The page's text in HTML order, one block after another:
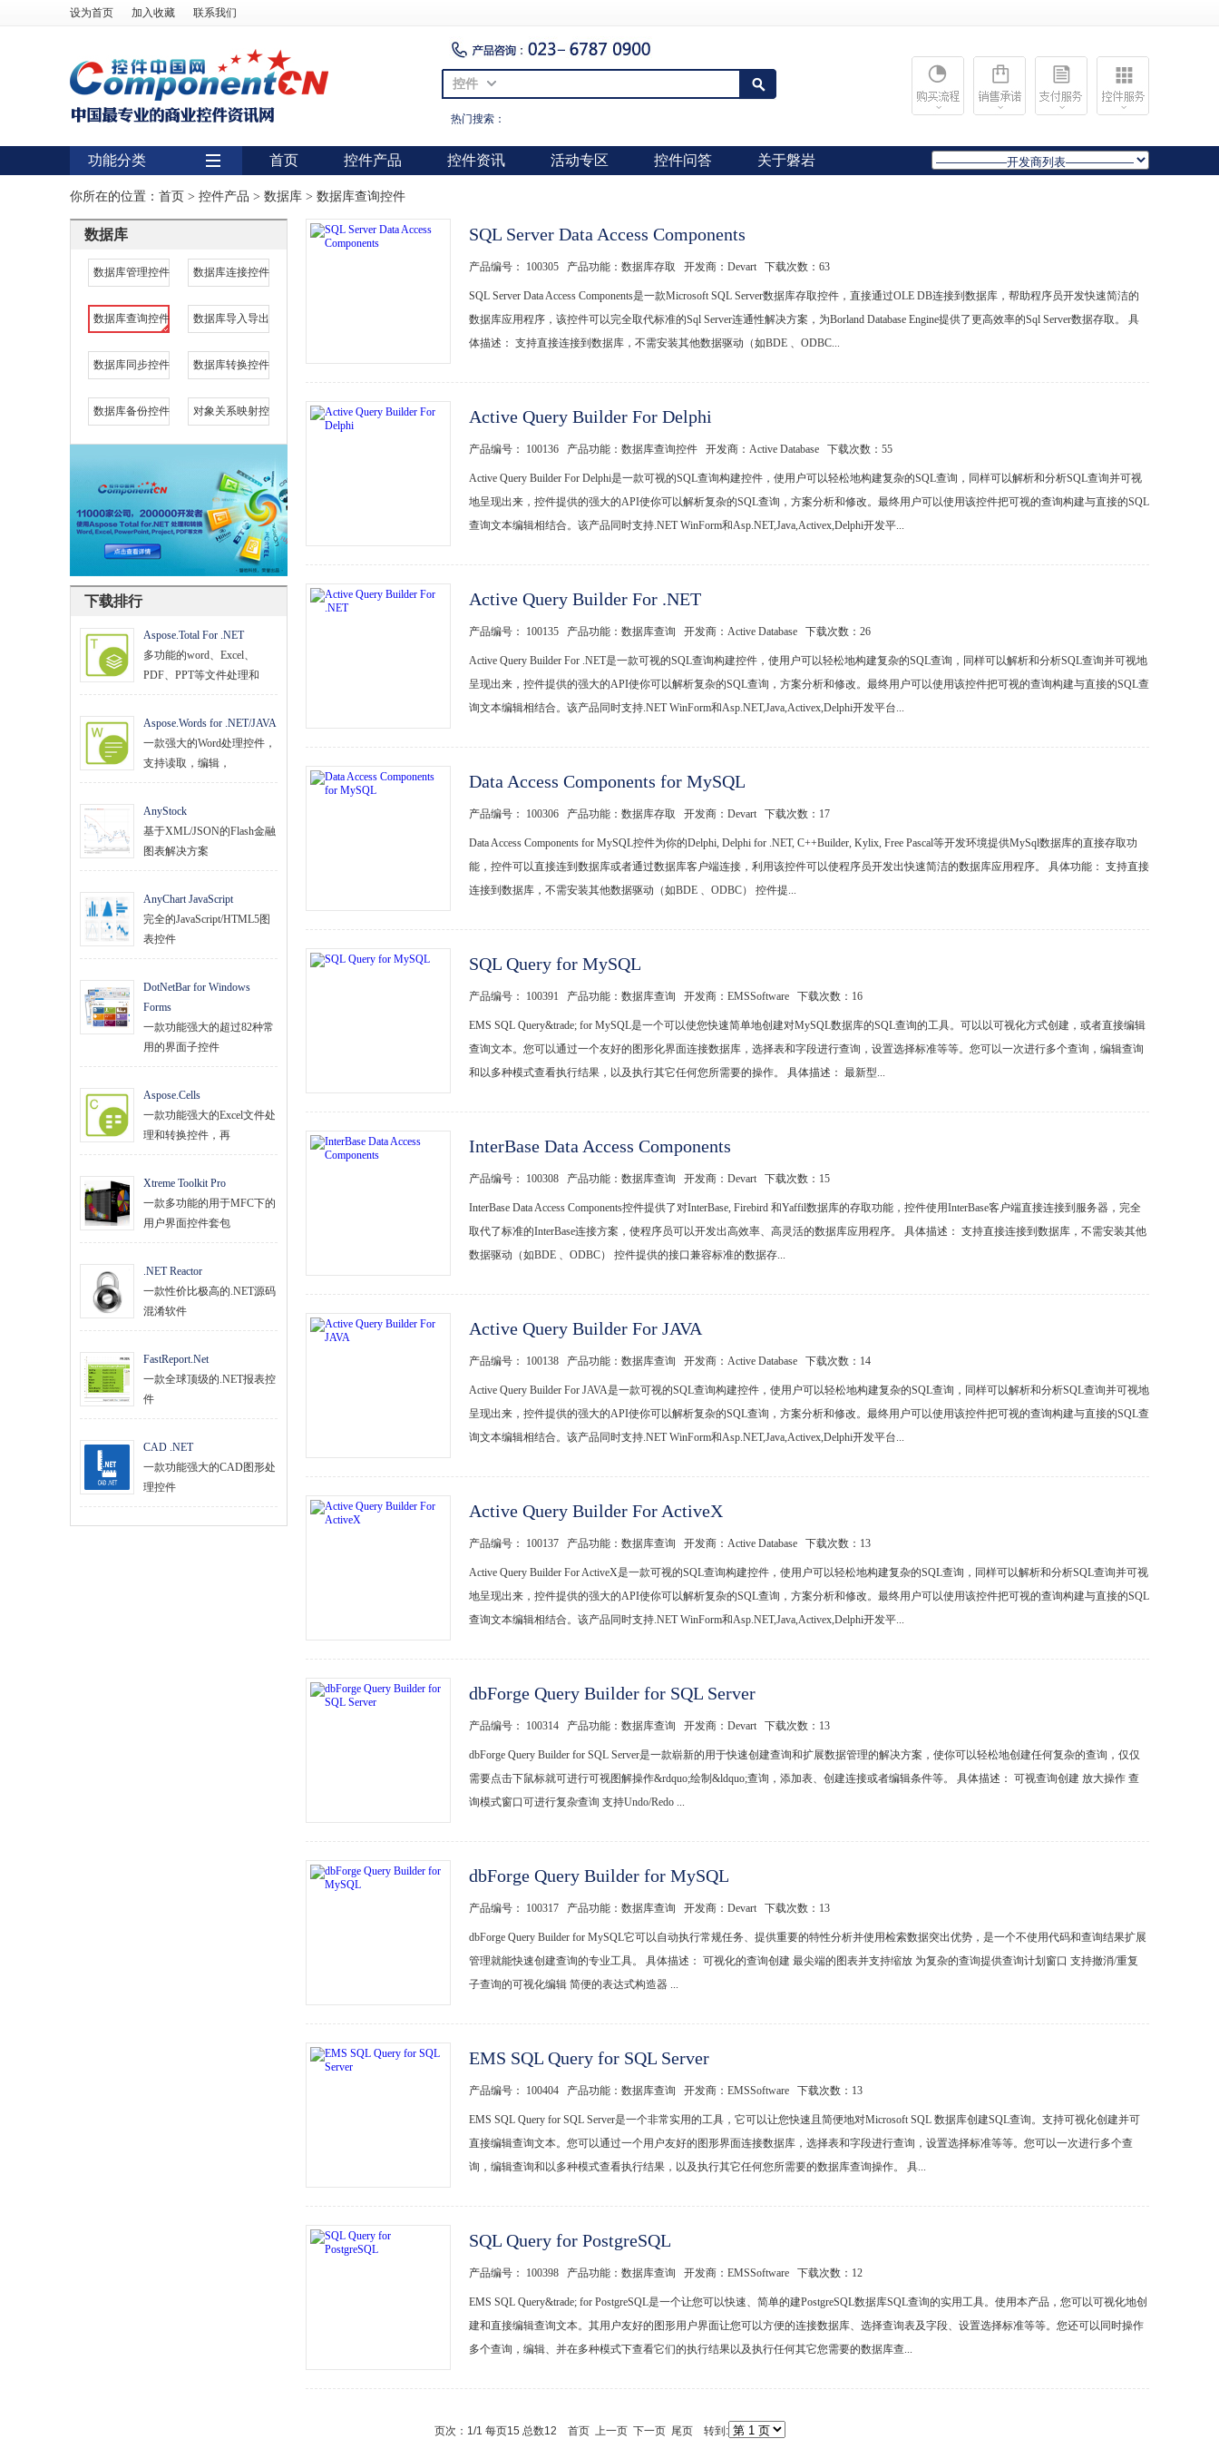
设为首页 加入收藏 联系我们
控件
热门搜索：
功能分类
用户界面
报表
图表
扫描识别
数据库
条形码
项目管理与业务逻辑
网络通讯
程序安全
开发测试与优化
智能设备开发
首页 控件产品 控件资讯 活动专区 控件问答 关于磐岩
你所在的位置： 首页 > 控件产品 > 数据库 > 数据库查询控件
数据库
数据库管理控件 数据库连接控件
数据库查询控件 数据库导入导出
数据库同步控件 数据库转换控件
数据库备份控件 对象关系映射控
下载排行
Aspose.Total For .NET
多功能的word、Excel、
PDF、PPT等文件处理和
Aspose.Words for .NET/JAVA
一款强大的Word处理控件，
支持读取，编辑，
AnyStock
基于XML/JSON的Flash金融
图表解决方案
AnyChart JavaScript
完全的JavaScript/HTML5图
表控件
DotNetBar for Windows
Forms
一款功能强大的超过82种常
用的界面子控件
Aspose.Cells
一款功能强大的Excel文件处
理和转换控件，再
Xtreme Toolkit Pro
一款多功能的用于MFC下的
用户界面控件套包
.NET Reactor
一款性价比极高的.NET源码
混淆软件
FastReport.Net
一款全球顶级的.NET报表控
件
CAD .NET
一款功能强大的CAD图形处
理控件
SQL Server Data Access Components
产品编号： 100305 产品功能：数据库存取 开发商：Devart 下载次数： 63
SQL Server Data Access Components是一款Microsoft SQL Server数据库存取控件，直接通过OLE DB连接到数据库，帮助程序员开发快速简洁的
数据库应用程序，该控件可以完全取代标准的Sql Server连通性解决方案，为Borland Database Engine提供了更高效率的Sql Server数据存取。 具
体描述： 支持直接连接到数据库，不需安装其他数据驱动（如BDE 、ODBC...
Active Query Builder For Delphi
产品编号： 100136 产品功能：数据库查询控件 开发商：Active Database 下载次数： 55
Active Query Builder For Delphi是一款可视的SQL查询构建控件，使用户可以轻松地构建复杂的SQL查询，同样可以解析和分析SQL查询并可视
地呈现出来，控件提供的强大的API使你可以解析复杂的SQL查询，方案分析和修改。最终用户可以使用该控件把可视的查询构建与直接的SQL
查询文本编辑相结合。该产品同时支持.NET WinForm和Asp.NET,Java,Activex,Delphi开发平...
Active Query Builder For .NET
产品编号： 100135 产品功能：数据库查询 开发商：Active Database 下载次数： 26
Active Query Builder For .NET是一款可视的SQL查询构建控件，使用户可以轻松地构建复杂的SQL查询，同样可以解析和分析SQL查询并可视地
呈现出来，控件提供的强大的API使你可以解析复杂的SQL查询，方案分析和修改。最终用户可以使用该控件把可视的查询构建与直接的SQL查
询文本编辑相结合。该产品同时支持.NET WinForm和Asp.NET,Java,Activex,Delphi开发平台...
Data Access Components for MySQL
产品编号： 100306 产品功能：数据库存取 开发商：Devart 下载次数： 17
Data Access Components for MySQL控件为你的Delphi, Delphi for .NET, C++Builder, Kylix, Free Pascal等开发环境提供MySql数据库的直接存取功
能，控件可以直接连到数据库或者通过数据库客户端连接，利用该控件可以使程序员开发出快速简洁的数据库应用程序。 具体功能： 支持直接
连接到数据库，不需安装其他数据驱动（如BDE 、ODBC） 控件提...
SQL Query for MySQL
产品编号： 100391 产品功能：数据库查询 开发商：EMSSoftware 下载次数： 16
EMS SQL Query&trade; for MySQL是一个可以使您快速简单地创建对MySQL数据库的SQL查询的工具。可以以可视化方式创建，或者直接编辑
查询文本。您可以通过一个友好的图形化界面连接数据库，选择表和字段进行查询，设置选择标准等等。您可以一次进行多个查询，编辑查询
和以多种模式查看执行结果，以及执行其它任何您所需要的操作。 具体描述： 最新型...
InterBase Data Access Components
产品编号： 100308 产品功能：数据库查询 开发商：Devart 下载次数： 15
InterBase Data Access Components控件提供了对InterBase, Firebird 和Yaffil数据库的存取功能，控件使用InterBase客户端直接连接到服务器，完全
取代了标准的InterBase连接方案，使程序员可以开发出高效率、高灵活的数据库应用程序。 具体描述： 支持直接连接到数据库，不需安装其他
数据驱动（如BDE 、ODBC） 控件提供的接口兼容标准的数据存...
Active Query Builder For JAVA
产品编号： 100138 产品功能：数据库查询 开发商：Active Database 下载次数： 14
Active Query Builder For JAVA是一款可视的SQL查询构建控件，使用户可以轻松地构建复杂的SQL查询，同样可以解析和分析SQL查询并可视地
呈现出来，控件提供的强大的API使你可以解析复杂的SQL查询，方案分析和修改。最终用户可以使用该控件把可视的查询构建与直接的SQL查
询文本编辑相结合。该产品同时支持.NET WinForm和Asp.NET,Java,Activex,Delphi开发平台...
Active Query Builder For ActiveX
产品编号： 100137 产品功能：数据库查询 开发商：Active Database 下载次数： 13
Active Query Builder For ActiveX是一款可视的SQL查询构建控件，使用户可以轻松地构建复杂的SQL查询，同样可以解析和分析SQL查询并可视
地呈现出来，控件提供的强大的API使你可以解析复杂的SQL查询，方案分析和修改。最终用户可以使用该控件把可视的查询构建与直接的SQL
查询文本编辑相结合。该产品同时支持.NET WinForm和Asp.NET,Java,Activex,Delphi开发平...
dbForge Query Builder for SQL Server
产品编号： 100314 产品功能：数据库查询 开发商：Devart 下载次数： 13
dbForge Query Builder for SQL Server是一款崭新的用于快速创建查询和扩展数据管理的解决方案，使你可以轻松地创建任何复杂的查询，仅仅
需要点击下鼠标就可进行可视图解操作&rdquo;绘制&ldquo;查询，添加表、创建连接或者编辑条件等。 具体描述： 可视查询创建 放大操作 查
询模式窗口可进行复杂查询 支持Undo/Redo ...
dbForge Query Builder for MySQL
产品编号： 100317 产品功能：数据库查询 开发商：Devart 下载次数： 13
dbForge Query Builder for MySQL它可以自动执行常规任务、提供重要的特性分析并使用检索数据突出优势，是一个不使用代码和查询结果扩展
管理就能快速创建查询的专业工具。 具体描述： 可视化的查询创建 最尖端的图表并支持缩放 为复杂的查询提供查询计划窗口 支持撤消/重复
子查询的可视化编辑 简便的表达式构造器 ...
EMS SQL Query for SQL Server
产品编号： 100404 产品功能：数据库查询 开发商：EMSSoftware 下载次数： 13
EMS SQL Query for SQL Server是一个非常实用的工具，它可以让您快速且简便地对Microsoft SQL 数据库创建SQL查询。支持可视化创建并可
直接编辑查询文本。您可以通过一个用户友好的图形界面连接数据库，选择表和字段进行查询，设置选择标准等等。您可以一次进行多个查
询，编辑查询和以多种模式查看执行结果，以及执行其它任何您所需要的数据库查询操作。 具...
SQL Query for PostgreSQL
产品编号： 100398 产品功能：数据库查询 开发商：EMSSoftware 下载次数： 12
EMS SQL Query&trade; for PostgreSQL是一个让您可以快速、简单的建PostgreSQL数据库SQL查询的实用工具。使用本产品，您可以可视化地创
建和直接编辑查询文本。其用户友好的图形用户界面让您可以方便的连接数据库、选择查询表及字段、设置选择标准等等。您还可以同时操作
多个查询，编辑、并在多种模式下查看它们的执行结果以及执行任何其它您需要的数据库查...
页次：1/1 每页15 总数12 首页 上一页 下一页 尾页 转到: